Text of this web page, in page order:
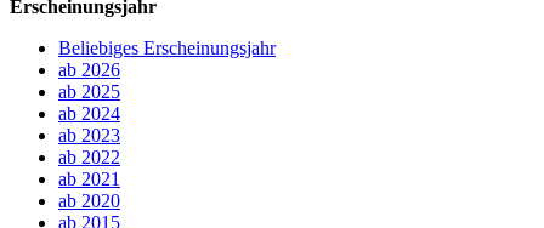
Erscheinungsjahr
Beliebiges Erscheinungsjahr
ab 2026
ab 2025
ab 2024
ab 2023
ab 2022
ab 2021
ab 2020
ab 2015